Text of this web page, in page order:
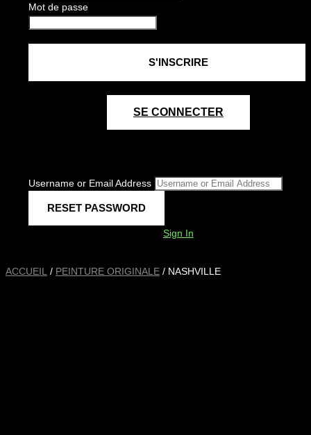
Mot de passe
SE CONNECTER
Username or Email Address
Sign In
ACCUEIL / PEINTURE ORIGINALE / NASHVILLE